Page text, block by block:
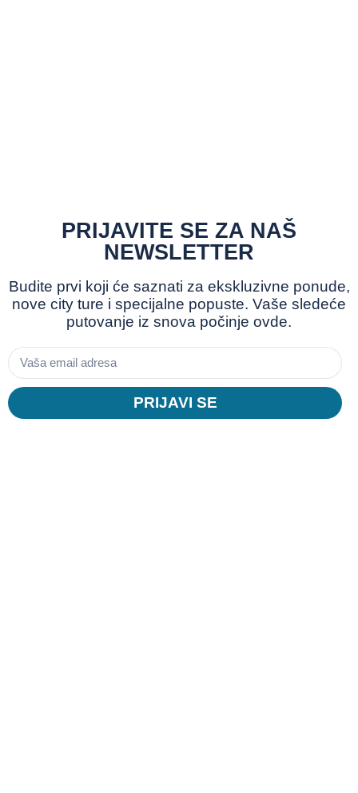
PRIJAVITE SE ZA NAŠ
NEWSLETTER
Budite prvi koji će saznati za ekskluzivne ponude,
nove city ture i specijalne popuste. Vaše sledeće
putovanje iz snova počinje ovde.
PRIJAVI SE